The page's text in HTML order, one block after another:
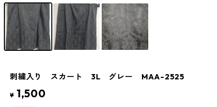
刺繍入り スカート 3L グレー MAA-2525
¥ 1,500